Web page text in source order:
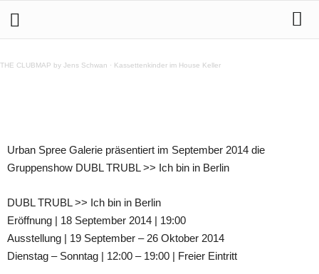
THE CLUBMAP by Jens Schwan · Kassettenkinder im House Keller
DUBL TRUBL >> Ich bin in Berlin | Opening Street Art
Urban Spree Galerie präsentiert im September 2014 die
Gruppenshow DUBL TRUBL >> Ich bin in Berlin
DUBL TRUBL >> Ich bin in Berlin
Eröffnung | 18 September 2014 | 19:00
Ausstellung | 19 September – 26 Oktober 2014
Dienstag – Sonntag | 12:00 – 19:00 | Freier Eintritt